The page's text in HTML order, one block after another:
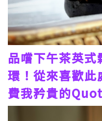
品嚐下午茶英
環！從來喜歡
費我矜貴的